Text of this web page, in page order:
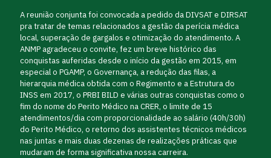
A reunião conjunta foi convocada a pedido da DIVSAT e DIRSAT
pra tratar de temas relacionados a gestão da perícia médica
local, superação de gargalos e otimização do atendimento. A
ANMP agradeceu o convite, fez um breve histórico das
conquistas auferidas desde o início da gestão em 2015, em
especial o PGAMP, o Governança, a redução das filas, a
hierarquia médica obtida com o Regimento e a Estrutura do
INSS em 2017, o PRBI BILD e várias outras conquistas como o
fim do nome do Perito Médico na CRER, o limite de 15
atendimentos/dia com proporcionalidade ao salário (40h/30h)
do Perito Médico, o retorno dos assistentes técnicos médicos
nas juntas e mais duas dezenas de realizações práticas que
mudaram de forma significativa nossa carreira.